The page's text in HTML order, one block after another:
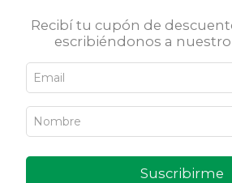
Logramos el sabor de la pizza a la piedra.
Inicio Pizzas
Recibí tu cupón de
escribiéndonos a
Suscribirme